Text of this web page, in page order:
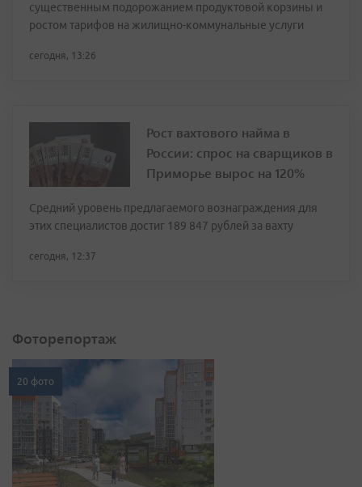
существенным подорожанием продуктовой корзины и
ростом тарифов на жилищно-коммунальные услуги
сегодня, 13:26
Рост вахтового найма в
России: спрос на сварщиков в
Приморье вырос на 120%
Средний уровень предлагаемого вознаграждения для
этих специалистов достиг 189 847 рублей за вахту
сегодня, 12:37
Фоторепортаж
20 фото